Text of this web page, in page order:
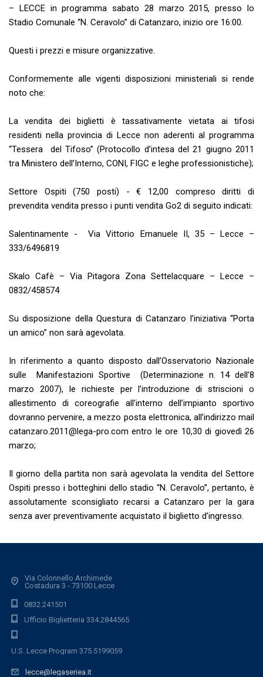
– LECCE in programma sabato 28 marzo 2015, presso lo
Stadio Comunale “N. Ceravolo” di Catanzaro, inizio ore 16:00.
Questi i prezzi e misure organizzative.
Conformemente alle vigenti disposizioni ministeriali si rende
noto che:
La vendita dei biglietti è tassativamente vietata ai tifosi
residenti nella provincia di Lecce non aderenti al programma
“Tessera del Tifoso” (Protocollo d’intesa del 21 giugno 2011
tra Ministero dell’Interno, CONI, FIGC e leghe professionistiche);
Settore Ospiti (750 posti) - € 12,00 compreso diritti di
prevendita vendita presso i punti vendita Go2 di seguito indicati:
Salentinamente - Via Vittorio Emanuele II, 35 – Lecce –
333/6496819
Skalo Cafè – Via Pitagora Zona Settelacquare – Lecce –
0832/458574
Su disposizione della Questura di Catanzaro l’iniziativa “Porta
un amico” non sarà agevolata.
In riferimento a quanto disposto dall’Osservatorio Nazionale
sulle Manifestazioni Sportive (Determinazione n. 14 dell’8
marzo 2007), le richieste per l’introduzione di striscioni o
allestimento di coreografie all’interno dell’impianto sportivo
dovranno pervenire, a mezzo posta elettronica, all’indirizzo mail
catanzaro.2011@lega-pro.com entro le ore 10,30 di giovedì 26
marzo;
Il giorno della partita non sarà agevolata la vendita del Settore
Ospiti presso i botteghini dello stadio “N. Ceravolo”, pertanto, è
assolutamente sconsigliato recarsi a Catanzaro per la gara
senza aver preventivamente acquistato il biglietto d’ingresso.
Via Colonnello Archimede
Costadura 3 - 73100 Lecce
0832.241501
Ufficio Biglietteria 334.2844565
U.S. Lecce Program 375.5199059
lecce@legaseriea.it